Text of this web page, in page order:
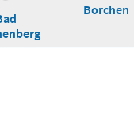
Borchen